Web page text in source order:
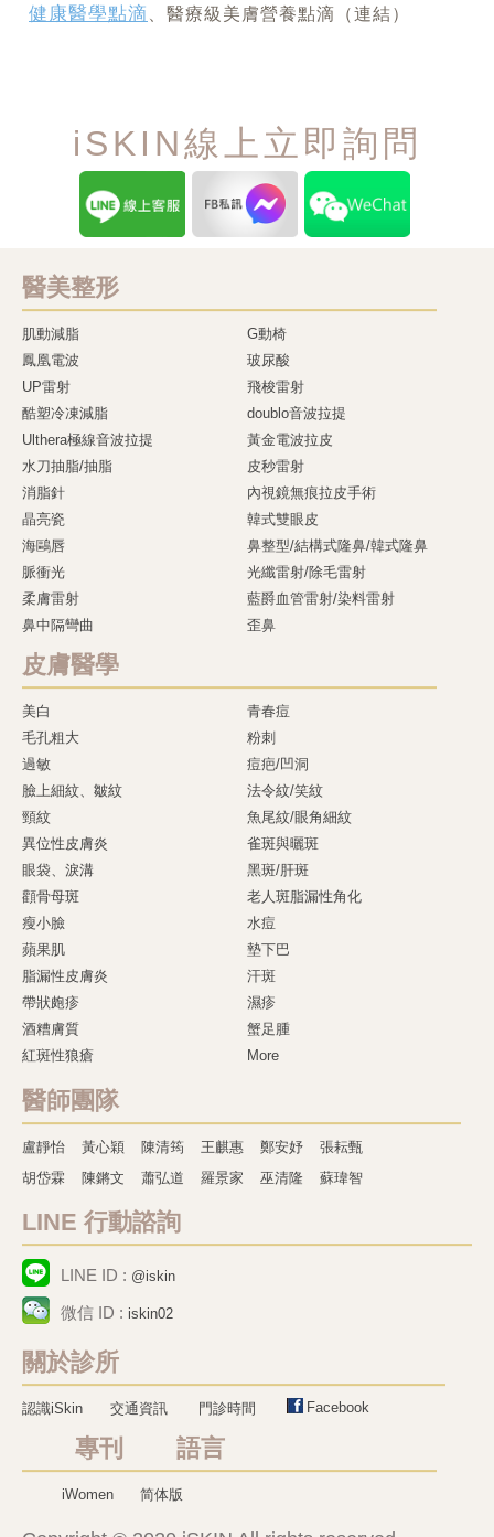
健康醫學點滴 、醫療級美膚營養點滴（連結）
iSKIN線上立即詢問
醫美整形
肌動減脂
G動椅
鳳凰電波
玻尿酸
UP雷射
飛梭雷射
酷塑冷凍減脂
doublo音波拉提
Ulthera極線音波拉提
黃金電波拉皮
水刀抽脂/抽脂
皮秒雷射
消脂針
內視鏡無痕拉皮手術
晶亮瓷
韓式雙眼皮
海鷗唇
鼻整型/結構式隆鼻/韓式隆鼻
脈衝光
光纖雷射/除毛雷射
柔膚雷射
藍爵血管雷射/染料雷射
鼻中隔彎曲
歪鼻
皮膚醫學
美白
青春痘
毛孔粗大
粉刺
過敏
痘疤/凹洞
臉上細紋、皺紋
法令紋/笑紋
頸紋
魚尾紋/眼角細紋
異位性皮膚炎
雀斑與曬斑
眼袋、淚溝
黑斑/肝斑
顴骨母斑
老人斑脂漏性角化
瘦小臉
水痘
蘋果肌
墊下巴
脂漏性皮膚炎
汗斑
帶狀皰疹
濕疹
酒糟膚質
蟹足腫
紅斑性狼瘡
More
醫師團隊
盧靜怡 黃心穎 陳清筠 王麒惠 鄭安妤
張耘甄
胡岱霖
陳鏘文 蕭弘道 羅景家 巫清隆 蘇瑋智
LINE 行動諮詢
LINE ID : @iskin
微信 ID : iskin02
關於診所
認識iSkin 交通資訊 門診時間 Facebook
專刊 語言
iWomen 简体版